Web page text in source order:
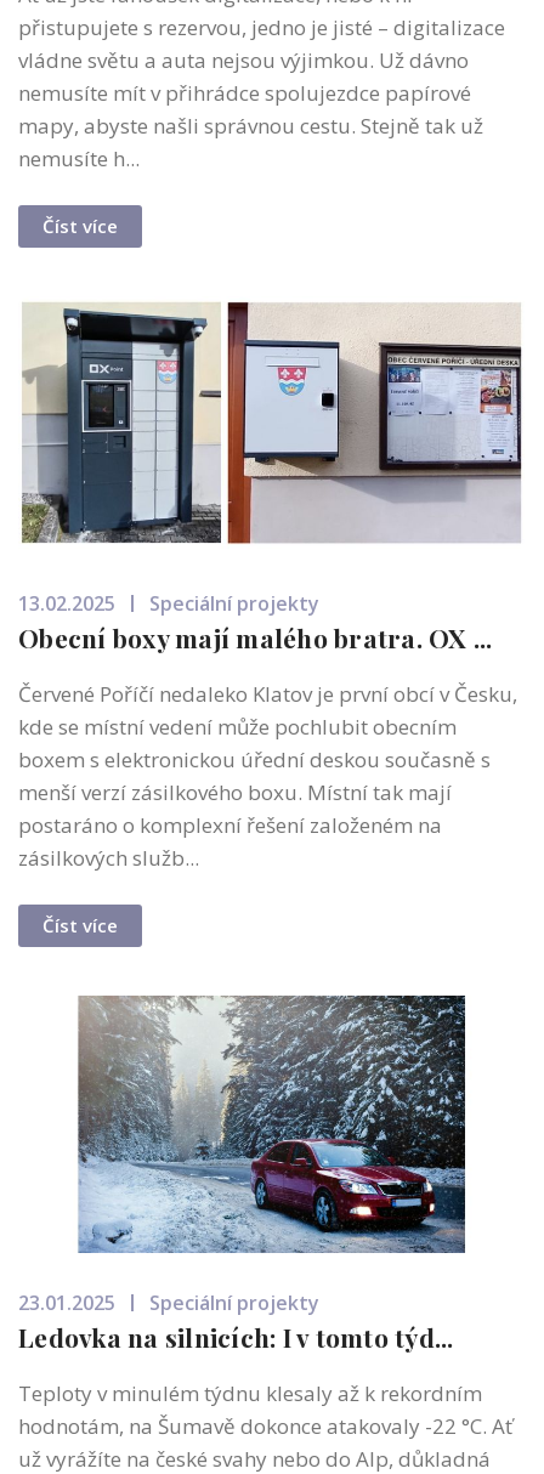
přistupujete s rezervou, jedno je jisté – digitalizace
vládne světu a auta nejsou výjimkou. Už dávno
nemusíte mít v přihrádce spolujezdce papírové
mapy, abyste našli správnou cestu. Stejně tak už
nemusíte h...
Číst více
13.02.2025 Speciální projekty
Obecní boxy mají malého bratra. OX ...
Červené Poříčí nedaleko Klatov je první obcí v Česku,
kde se místní vedení může pochlubit obecním
boxem s elektronickou úřední deskou současně s
menší verzí zásilkového boxu. Místní tak mají
postaráno o komplexní řešení založeném na
zásilkových služb...
Číst více
23.01.2025 Speciální projekty
Ledovka na silnicích: I v tomto týd...
Teploty v minulém týdnu klesaly až k rekordním
hodnotám, na Šumavě dokonce atakovaly -22 °C. Ať
už vyrážíte na české svahy nebo do Alp, důkladná